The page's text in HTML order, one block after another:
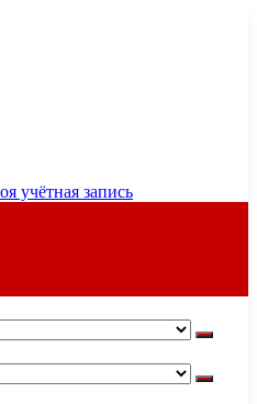
учётная запись